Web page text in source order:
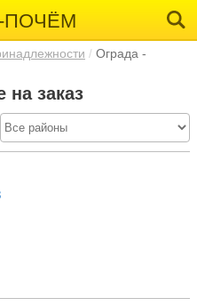
ПОЧЁМ
Ограда -
на заказ